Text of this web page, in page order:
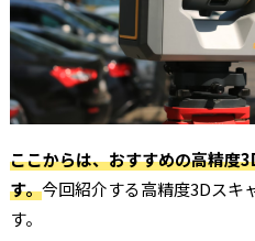
ここからは、おすすめの高精度
す。今回紹介する高精度3Dスキ
す。